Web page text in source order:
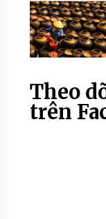
Theo
trên